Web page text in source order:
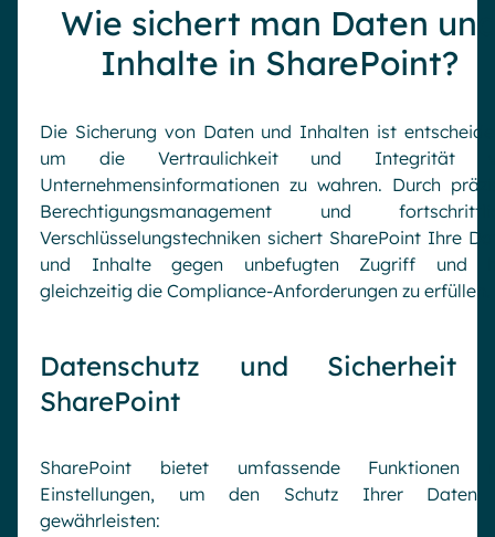
Wie sichert man Daten
Inhalte in SharePoint?
Die Sicherung von Daten und Inhalten ist
um die Vertraulichkeit und Integrität
Unternehmensinformationen zu wahren. Durch
Berechtigungsmanagement und
Verschlüsselungstechniken sichert SharePoint Ihre
und Inhalte gegen unbefugten Zugriff und
gleichzeitig die Compliance-Anforderungen zu erfüllen.
Datenschutz und Sicherheit
SharePoint
SharePoint bietet umfassende Funktionen
Einstellungen, um den Schutz Ihrer Daten
gewährleisten: